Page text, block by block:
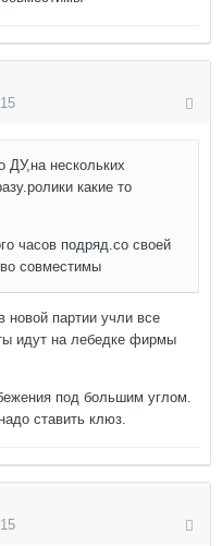
ДУ,на нескольких
какие то
часов подряд.со своей
совместимы
новой партии учли все
идут на лебедке фирмы
под большим углом.
ставить клюз.